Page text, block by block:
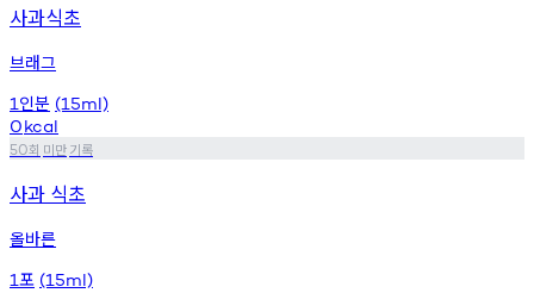
사과식초
브래그
1 인분 (15ml)
0kcal
50회 미만기록
사과 식초
올바른
1포 (15ml)